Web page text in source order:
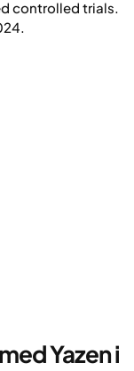
controlled trials.
Yazen i